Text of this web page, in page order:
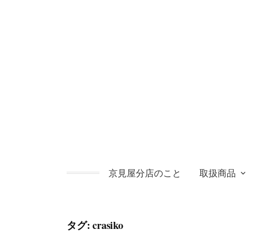
京見屋分店のこと 取扱商品
タグ:crasiko